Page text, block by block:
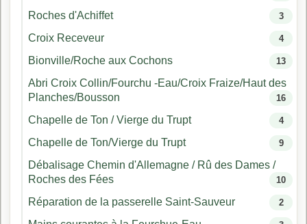
Roches d'Achiffet 3
Croix Receveur 4
Bionville/Roche aux Cochons 13
Abri Croix Collin/Fourchu -Eau/Croix Fraize/Haut des
Planches/Bousson
16
Chapelle de Ton / Vierge du Trupt 4
Chapelle de Ton/Vierge du Trupt 9
Débalisage Chemin d'Allemagne / Rû des Dames /
Roches des Fées
10
Réparation de la passerelle Saint-Sauveur 2